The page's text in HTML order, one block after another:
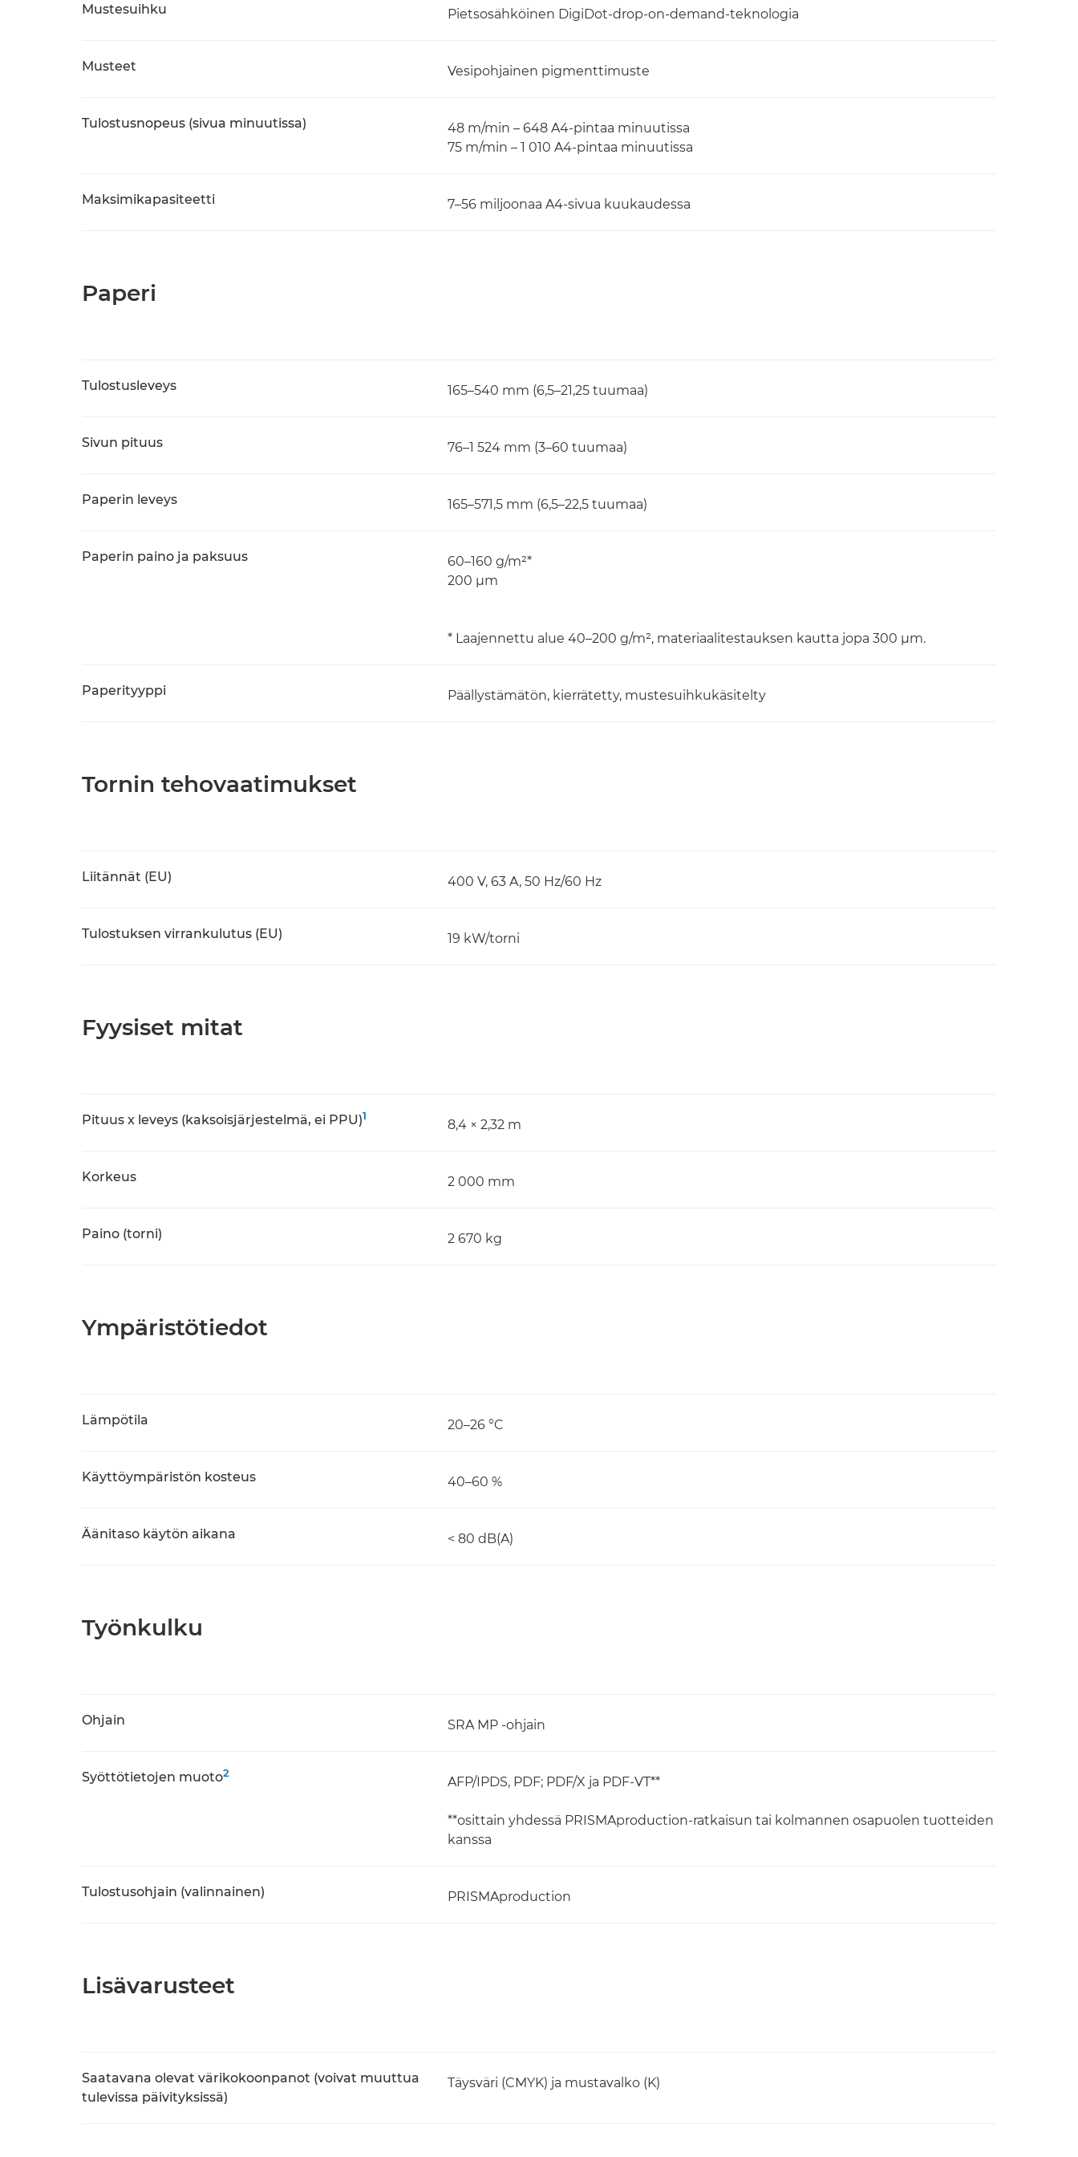
Mustesuihku Pietsosähköinen DigiDot-drop-on-demand-teknologia
Musteet Vesipohjainen pigmenttimuste
Tulostusnopeus (sivua minuutissa)
48 m/min – 648 A4-pintaa minuutissa
75 m/min – 1 010 A4-pintaa minuutissa
Maksimikapasiteetti 7–56 miljoonaa A4-sivua kuukaudessa
Paperi
Tulostusleveys 165–540 mm (6,5–21,25 tuumaa)
Sivun pituus 76–1 524 mm (3–60 tuumaa)
Paperin leveys 165–571,5 mm (6,5–22,5 tuumaa)
Paperin paino ja paksuus
60–160 g/m²*
200 μm
* Laajennettu alue 40–200 g/m², materiaalitestauksen kautta jopa 300 μm.
Paperityyppi Päällystämätön, kierrätetty, mustesuihkukäsitelty
Tornin tehovaatimukset
Liitännät (EU) 400 V, 63 A, 50 Hz/60 Hz
Tulostuksen virrankulutus (EU) 19 kW/torni
Fyysiset mitat
Pituus x leveys (kaksoisjärjestelmä, ei PPU)1
8,4 × 2,32 m
Korkeus 2 000 mm
Paino (torni) 2 670 kg
Ympäristötiedot
Lämpötila 20–26 °C
Käyttöympäristön kosteus 40–60 %
Äänitaso käytön aikana < 80 dB(A)
Työnkulku
Ohjain SRA MP -ohjain
Syöttötietojen muoto2
AFP/IPDS, PDF; PDF/X ja PDF-VT**
**osittain yhdessä PRISMAproduction-ratkaisun tai kolmannen osapuolen tuotteiden
kanssa
Tulostusohjain (valinnainen) PRISMAproduction
Lisävarusteet
Saatavana olevat värikokoonpanot (voivat muuttua
tulevissa päivityksissä)
Täysväri (CMYK) ja mustavalko (K)